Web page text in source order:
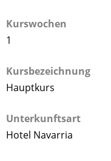
Kurswochen
1
Kursbezeichnung
Hauptkurs
Unterkunftsart
Hotel Navarria